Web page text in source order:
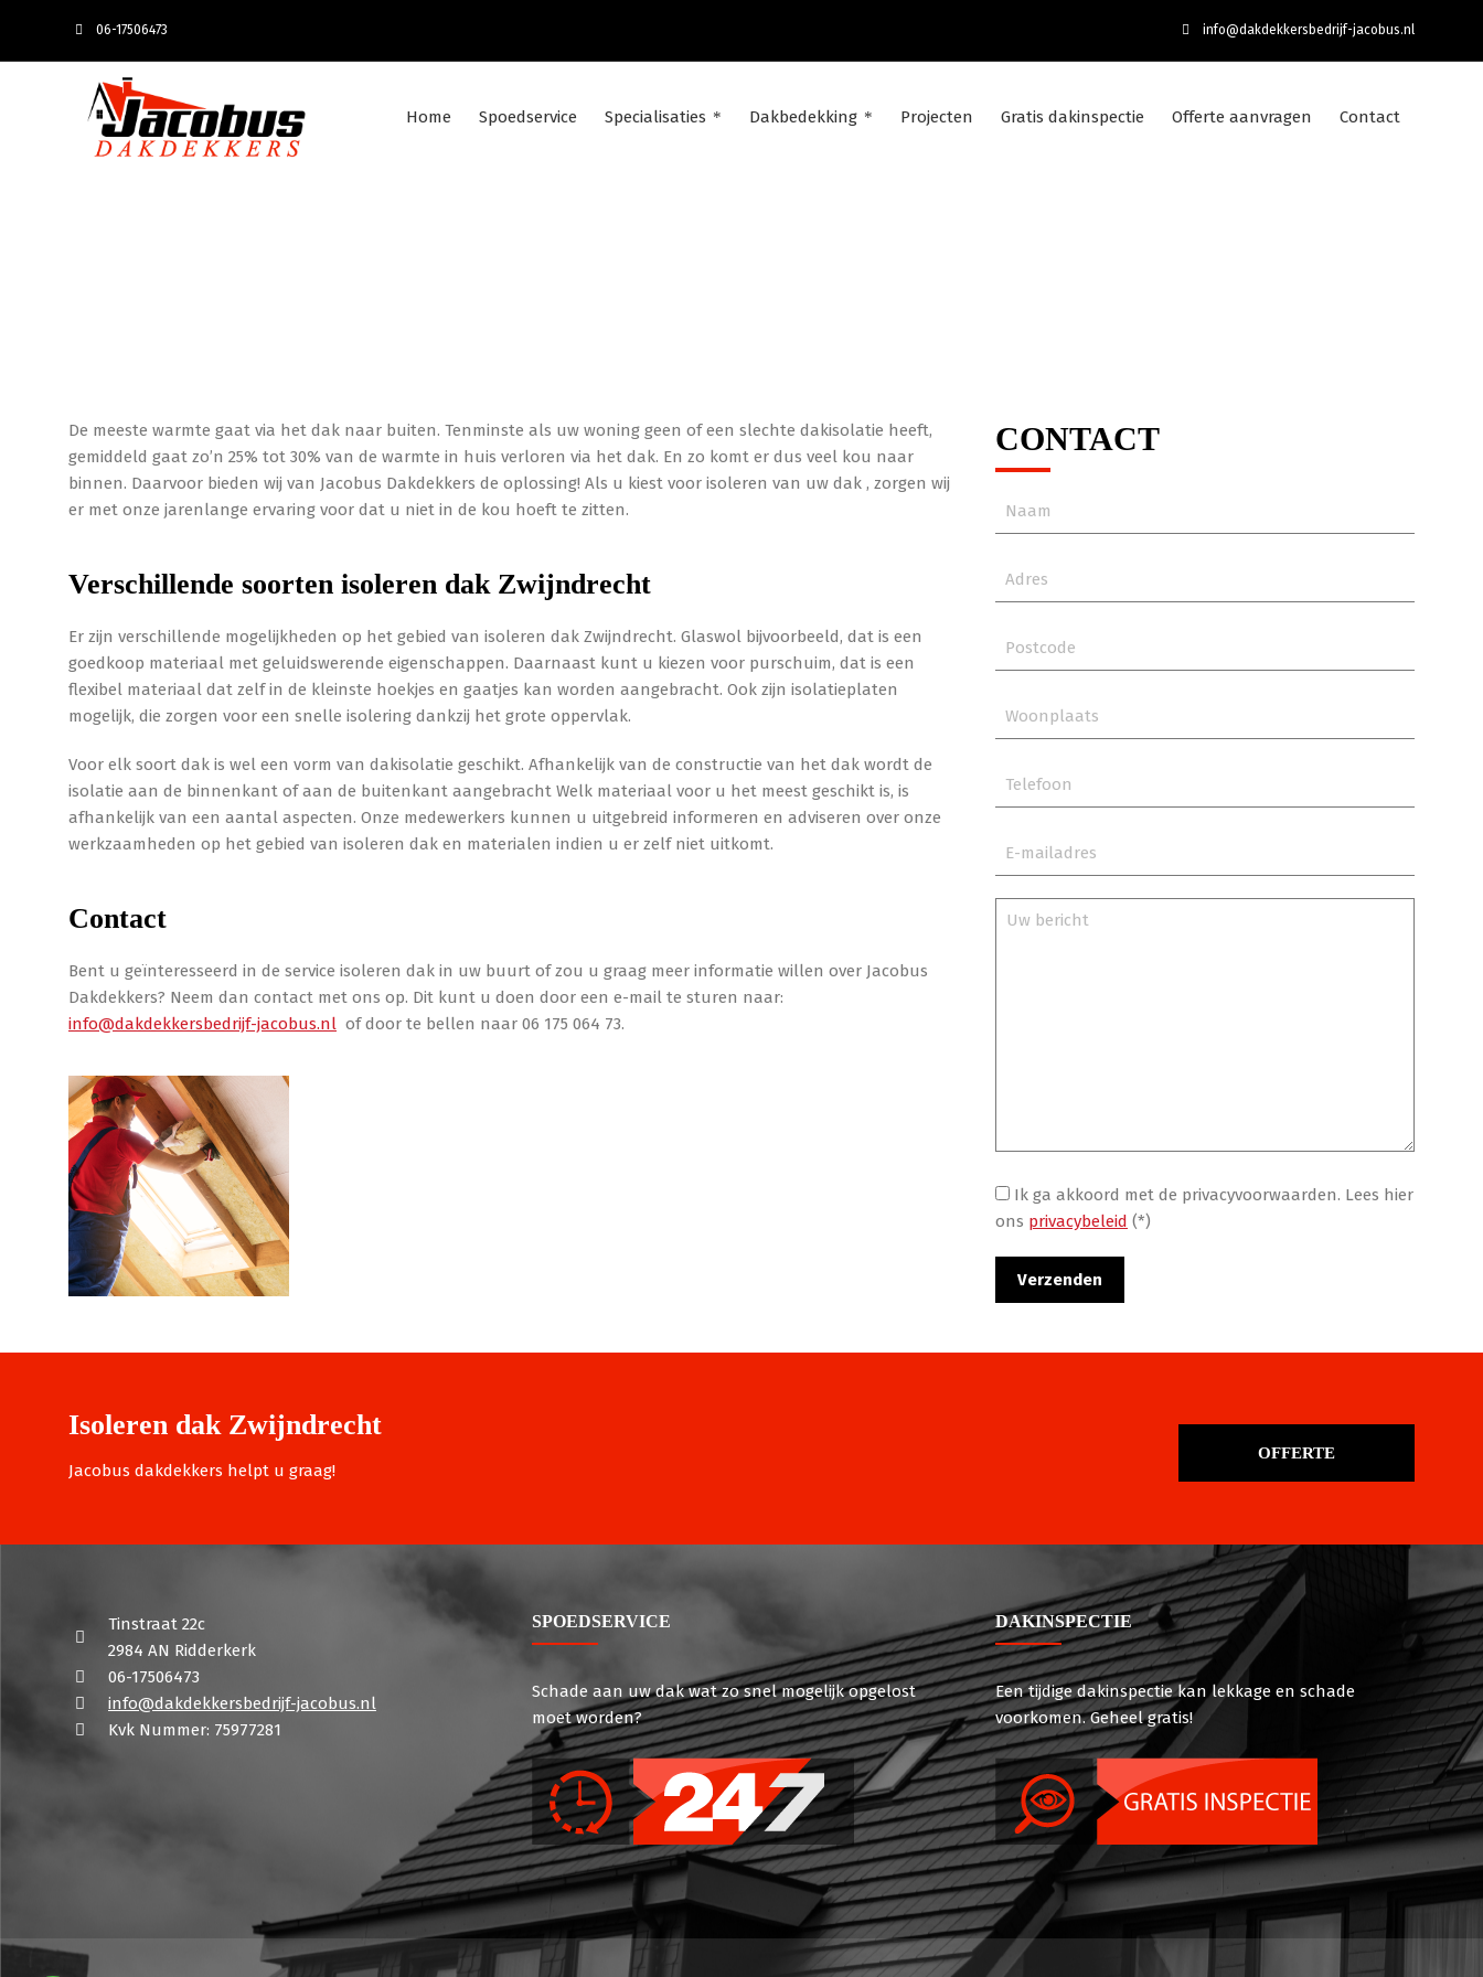
06-17506473 info@dakdekkersbedrijf-jacobus.nl
Home Spoedservice Specialisaties Dakbedekking Projecten Gratis dakinspectie Offerte aanvragen Contact
De meeste warmte gaat via het dak naar buiten. Tenminste als uw woning geen of een slechte dakisolatie heeft,
gemiddeld gaat zo’n 25% tot 30% van de warmte in huis verloren via het dak. En zo komt er dus veel kou naar
binnen. Daarvoor bieden wij van Jacobus Dakdekkers de oplossing! Als u kiest voor isoleren van uw dak , zorgen wij
er met onze jarenlange ervaring voor dat u niet in de kou hoeft te zitten.
Verschillende soorten isoleren dak Zwijndrecht
Er zijn verschillende mogelijkheden op het gebied van isoleren dak Zwijndrecht. Glaswol bijvoorbeeld, dat is een
goedkoop materiaal met geluidswerende eigenschappen. Daarnaast kunt u kiezen voor purschuim, dat is een
flexibel materiaal dat zelf in de kleinste hoekjes en gaatjes kan worden aangebracht. Ook zijn isolatieplaten
mogelijk, die zorgen voor een snelle isolering dankzij het grote oppervlak.
Voor elk soort dak is wel een vorm van dakisolatie geschikt. Afhankelijk van de constructie van het dak wordt de
isolatie aan de binnenkant of aan de buitenkant aangebracht Welk materiaal voor u het meest geschikt is, is
afhankelijk van een aantal aspecten. Onze medewerkers kunnen u uitgebreid informeren en adviseren over onze
werkzaamheden op het gebied van isoleren dak en materialen indien u er zelf niet uitkomt.
Contact
Bent u geïnteresseerd in de service isoleren dak in uw buurt of zou u graag meer informatie willen over Jacobus
Dakdekkers? Neem dan contact met ons op. Dit kunt u doen door een e-mail te sturen naar:
info@dakdekkersbedrijf-jacobus.nl of door te bellen naar 06 175 064 73.
CONTACT
Ik ga akkoord met de privacyvoorwaarden. Lees hier
ons privacybeleid (*)
Isoleren dak Zwijndrecht
Jacobus dakdekkers helpt u graag!
OFFERTE
Tinstraat 22c
2984 AN Ridderkerk
06-17506473
info@dakdekkersbedrijf-jacobus.nl
Kvk Nummer: 75977281
SPOEDSERVICE
Schade aan uw dak wat zo snel mogelijk opgelost
moet worden?
DAKINSPECTIE
Een tijdige dakinspectie kan lekkage en schade
voorkomen. Geheel gratis!